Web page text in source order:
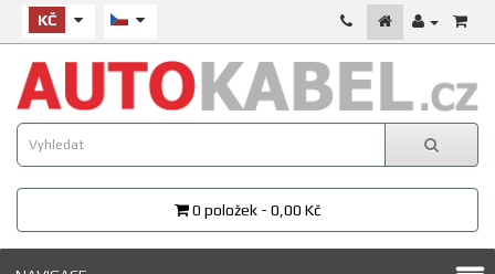
KČ
0 položek - 0,00 Kč